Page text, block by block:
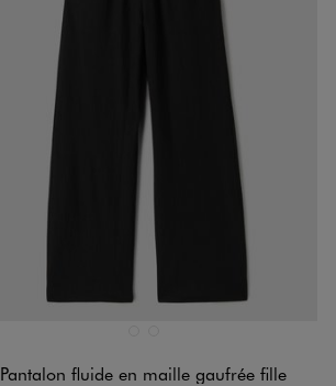
Pantalon fluide en maille gaufrée fille